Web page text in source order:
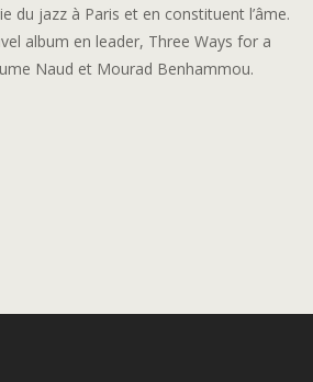
du jazz à Paris et en constituent l’âme.
album en leader, Three Ways for a
Naud et Mourad Benhammou.